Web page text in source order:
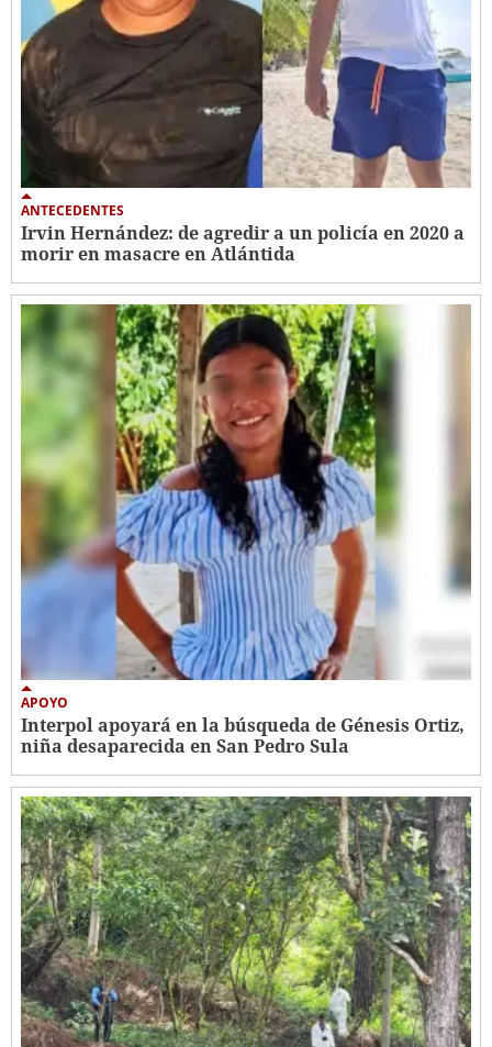
ANTECEDENTES
Irvin Hernández: de agredir a un policía en 2020 a
morir en masacre en Atlántida
APOYO
Interpol apoyará en la búsqueda de Génesis Ortiz,
niña desaparecida en San Pedro Sula